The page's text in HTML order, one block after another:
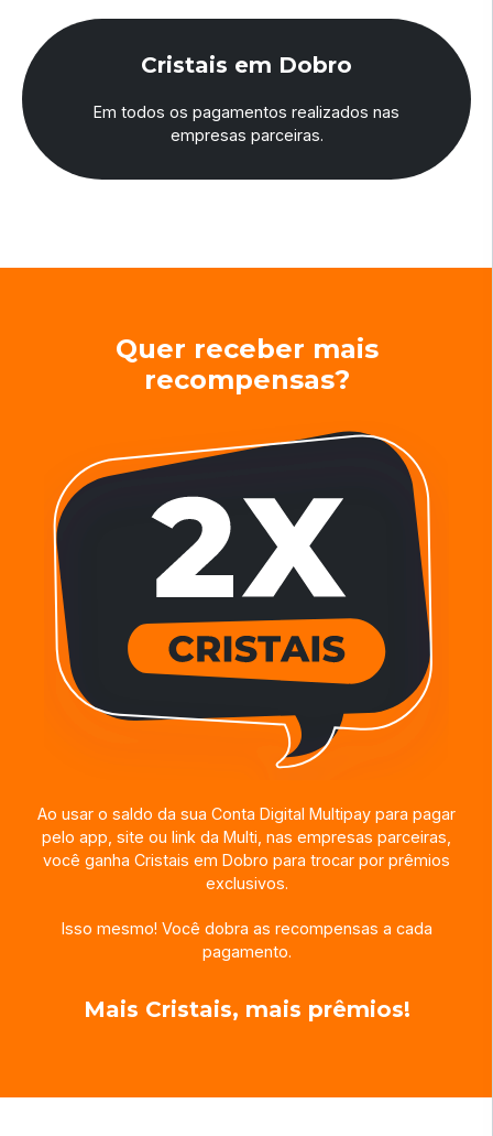
Cristais em Dobro
Em todos os pagamentos realizados nas
empresas parceiras.
Quer receber mais
recompensas?
Ao usar o saldo da sua Conta Digital Multipay para pagar
pelo app, site ou link da Multi, nas empresas parceiras,
você ganha Cristais em Dobro para trocar por prêmios
exclusivos.
Isso mesmo! Você dobra as recompensas a cada
pagamento.
Mais Cristais, mais prêmios!